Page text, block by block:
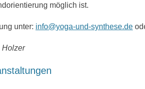
möglich ist.
unter: info@yoga-und-synthese.de
Holzer